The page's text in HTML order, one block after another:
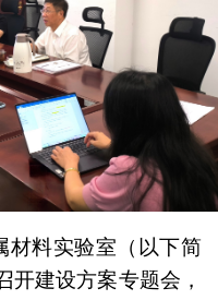
材料实验室（以下简
开建设方案专题会，